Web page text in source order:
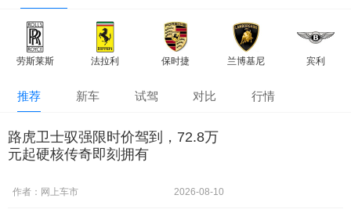
劳斯莱斯 法拉利 保时捷 兰博基尼 宾利
推荐 新车 试驾 对比 行情
路虎卫士驭强限时价驾到，72.8万
元起硬核传奇即刻拥有
作者：网上车市 2026-08-10